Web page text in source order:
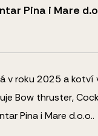
Pina i Mare
v roku 2025 a kotví
Bow thruster,
Pina i Mare d.o.o..